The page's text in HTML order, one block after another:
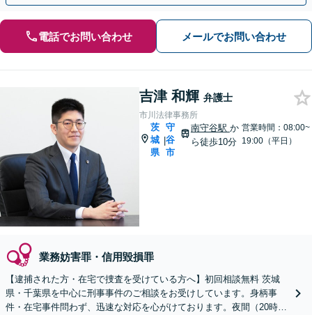
電話でお問い合わせ メールでお問い合わせ
吉津 和輝 弁護士
市川法律事務所
茨
城
県
|
守
谷
市
南守谷駅 か
ら徒歩10分
営業時間：08:00~
19:00（平日）
業務妨害罪・信用毀損罪
【逮捕された方・在宅で捜査を受けている方へ】初回相談無料 茨城
県・千葉県を中心に刑事事件のご相談をお受けしています。身柄事
件・在宅事件問わず、迅速な対応を心がけております。夜間（20時ま